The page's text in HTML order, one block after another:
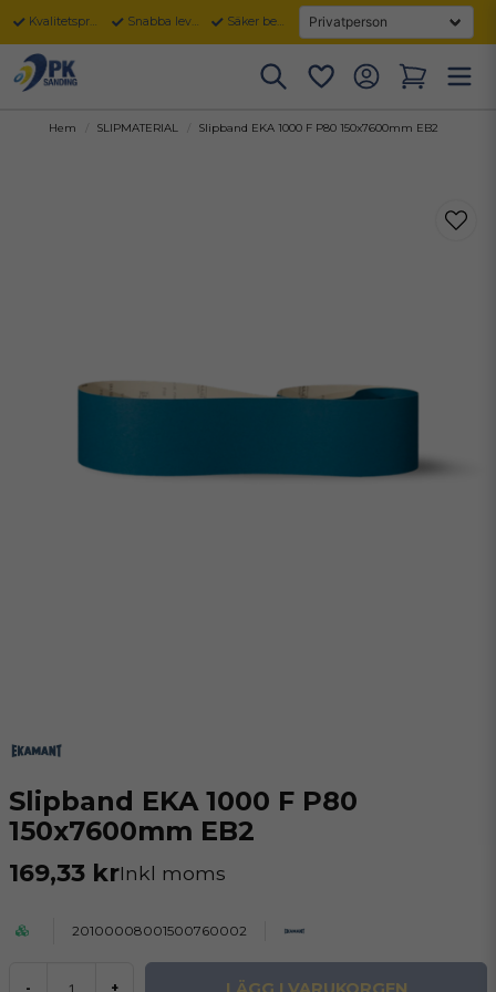
Kvalitetsprodukter Snabba leveranser Säker betalning
Hem SLIPMATERIAL Slipband EKA 1000 F P80 150x7600mm EB2
Slipband EKA 1000 F P80
150x7600mm EB2
169,33 krInkl moms
20100008001500760002
- +